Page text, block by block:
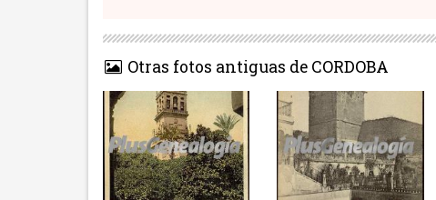
Otras fotos antiguas de CORDOBA